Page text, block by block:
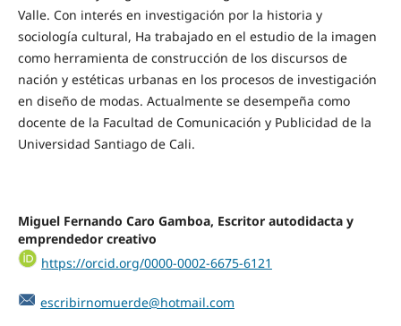
Valle. Con interés en investigación por la historia y
sociología cultural, Ha trabajado en el estudio de la imagen
como herramienta de construcción de los discursos de
nación y estéticas urbanas en los procesos de investigación
en diseño de modas. Actualmente se desempeña como
docente de la Facultad de Comunicación y Publicidad de la
Universidad Santiago de Cali.
Miguel Fernando Caro Gamboa, Escritor autodidacta y
emprendedor creativo
https://orcid.org/0000-0002-6675-6121
escribirnomuerde@hotmail.com